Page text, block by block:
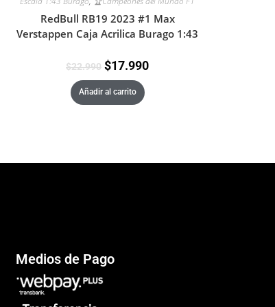
RedBull RB19 2023 #1 Max
Verstappen Caja Acrilica Burago 1:43
$22.990 $17.990
Añadir al carrito
Medios de Pago